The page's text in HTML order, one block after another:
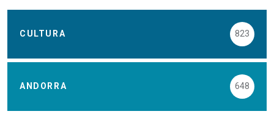
CULTURA 823
ANDORRA 648